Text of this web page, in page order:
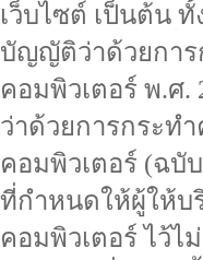
เว็บไซต์ เป็นต้น
บัญญัติว่าด้วยการ
คอมพิวเตอร์ พ.ศ
ว่าด้วยการกระท
คอมพิวเตอร์ (ฉบั
ที่กำหนดให้ผู้ให้บ
คอมพิวเตอร์ ไว้ไ